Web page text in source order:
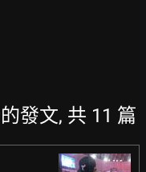
發文, 共 11 篇